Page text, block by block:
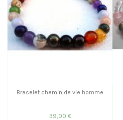
Bracelet chemin de vie homme
39,00 €